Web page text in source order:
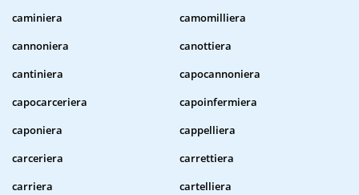
caminiera
camomilliera
cannoniera
canottiera
cantiniera
capocannoniera
capocarceriera
capoinfermiera
caponiera
cappelliera
carceriera
carrettiera
carriera
cartelliera